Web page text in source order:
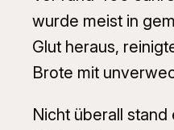
wurde meist in
Glut heraus,
Brote mit
Nicht überall